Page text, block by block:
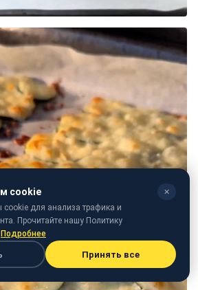
cookie ✕
для анализа трафика и
Прочитайте нашу Политику
Подробнее
Принять все